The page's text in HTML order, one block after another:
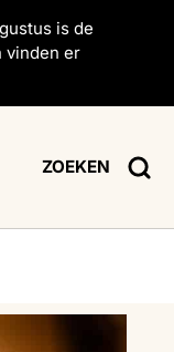
is de
vinden er
ZOEKEN